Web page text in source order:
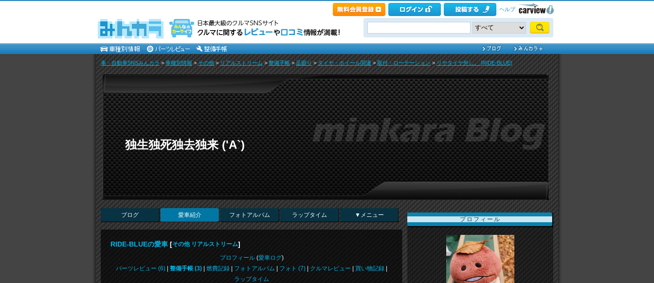
ヘルプ
車・自動車SNSみんカラ>車種別情報> その他>リアルストリーム>整備手帳> 足廻り>タイヤ・ホイール関連>取付・ローテーション >リヤタイヤ外し。 [RIDE-BLUE]
独生独死独去独来 ('A`)
ブログ 愛車紹介 フォトアルバム ラップタイム ▼メニュー
RIDE-BLUEの愛車 [その他 リアルストリーム]
プロフィール(愛車ログ)
パーツレビュー (6)
整備手帳 (3) 燃費記録 フォトアルバム フォト (7) クルマレビュー 買い物記録
ラップタイム
プロフィール